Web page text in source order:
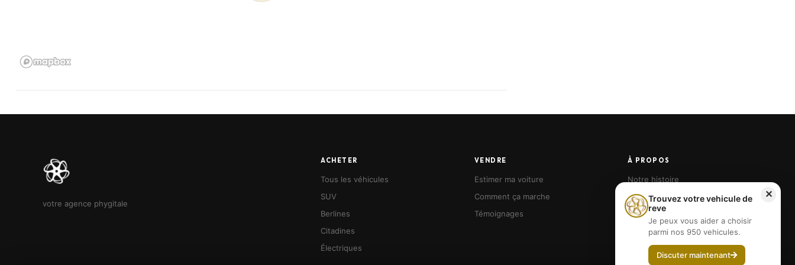
votre agence phygitale
ACHETER
Tous les véhicules
SUV
Berlines
Citadines
Électriques
VENDRE
Estimer ma voiture
Comment ça marche
Témoignages
À PROPOS
Notre histoire
Nos agences
Devenir franchisé
✕
Trouvez votre vehicule de
reve
Je peux vous aider a choisir
parmi nos 950 vehicules.
Discuter maintenant